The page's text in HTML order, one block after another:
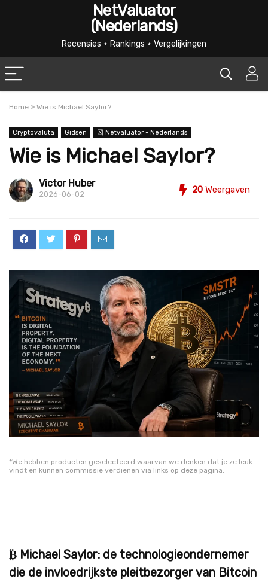
NetValuator
(Nederlands)
Recensies ⋆ Rankings ⋆ Vergelijkingen
Home » Wie is Michael Saylor?
Cryptovaluta Gidsen 龱 Netvaluator - Nederlands
Wie is Michael Saylor?
Victor Huber
2026-06-02 20 Weergaven
*We hebben producten geselecteerd waarvan we denken dat je ze leuk
vindt en kunnen commissie verdienen via links op deze pagina.
₿ Michael Saylor: de technologieondernemer
die de invloedrijkste pleitbezorger van Bitcoin